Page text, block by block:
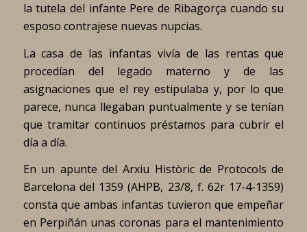
la tutela del infante Pere de Ribagorça cuando su
esposo contrajese nuevas nupcias.
La casa de las infantas vivía de las rentas que
procedían del legado materno y de las
asignaciones que el rey estipulaba y, por lo que
parece, nunca llegaban puntualmente y se tenían
que tramitar continuos préstamos para cubrir el
día a día.
En un apunte del Arxiu Històric de Protocols de
Barcelona del 1359 (AHPB, 23/8, f. 62r 17-4-1359)
consta que ambas infantas tuvieron que empeñar
en Perpiñán unas coronas para el mantenimiento